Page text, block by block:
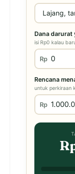
Dana
isi Rp0 kalau
Rp
Rencana
untuk perkiraan
Rp